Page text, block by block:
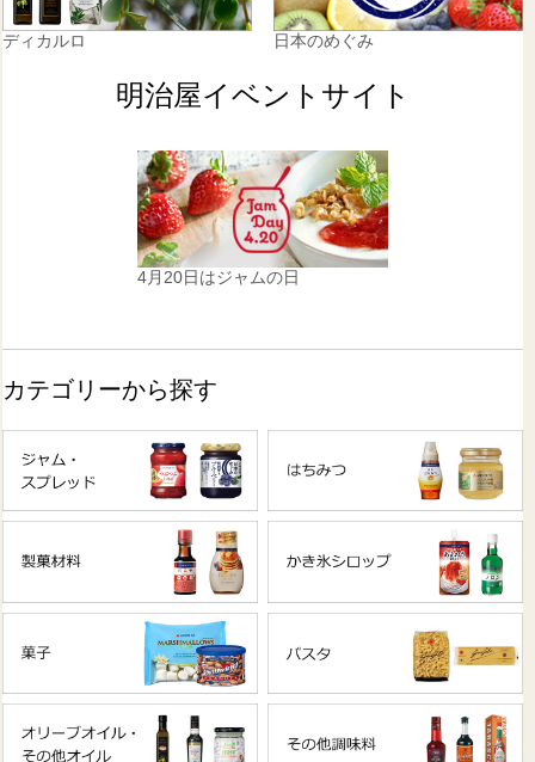
ディカルロ 日本のめぐみ
明治屋イベントサイト
4月20日はジャムの日
カテゴリーから探す